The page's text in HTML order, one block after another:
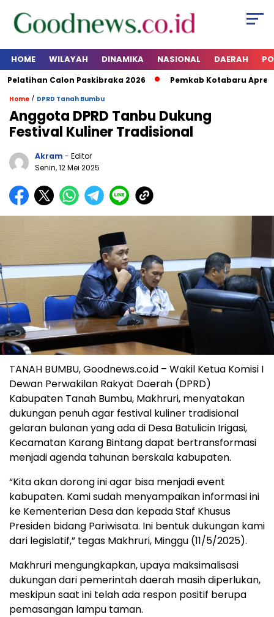
HOME WILAYAH DINAMIKA NASIONAL DAERAH
Calon Paskibraka 2026 Pemkab Kotabaru
Home / DPRD Tanah Bumbu
Anggota DPRD Tanbu Dukung
Festival Kuliner Tradisional
Akram - Editor
Senin, 12 Mei 2025
TANAH BUMBU, Goodnews.co.id – Wakil Ketua Komisi I
Dewan Perwakilan Rakyat Daerah (DPRD)
Kabupaten Tanah Bumbu, Makhruri, menyatakan
dukungan penuh agar festival kuliner tradisional
gelaran bulanan yang ada di Desa Batulicin Irigasi,
Kecamatan Karang Bintang dapat bertransformasi
menjadi agenda tahunan berskala kabupaten.
“Kita akan dorong ini agar bisa menjadi event
kabupaten. Kami sudah menyampaikan informasi ini
ke Kementerian Desa dan kepada Staf Khusus
Presiden bidang Pariwisata. Ini bentuk dukungan kami
dari legislatif,” tegas Makhruri, Minggu (11/5/2025).
Makhruri mengungkapkan, upaya maksimalisasi
dukungan dari pemerintah daerah masih diperlukan,
meskipun saat ini telah ada respon positif berupa
pemasangan lampu taman.